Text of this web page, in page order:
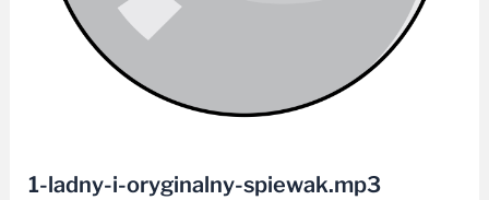
1-ladny-i-oryginalny-spiewak.mp3